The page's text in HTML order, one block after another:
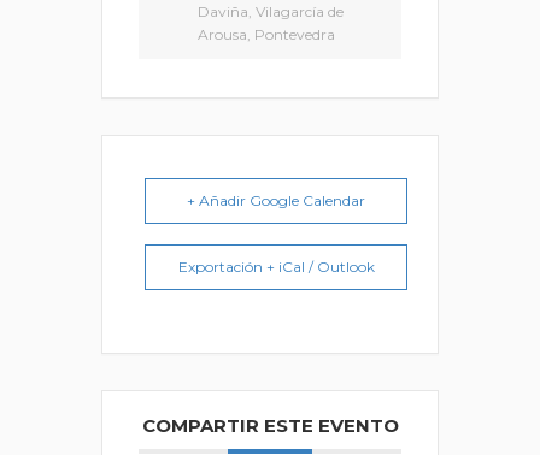
Daviña, Vilagarcía de
Arousa, Pontevedra
+ Añadir Google Calendar
Exportación + iCal / Outlook
COMPARTIR ESTE EVENTO